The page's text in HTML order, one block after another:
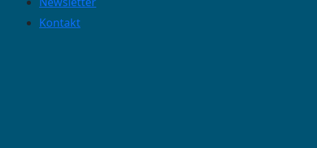
Kontakt